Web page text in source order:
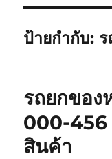
ป้ายกำกับ:
รถยกขอ
000-456
สินค้า